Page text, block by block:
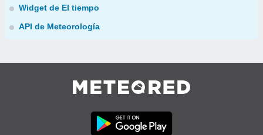
Widget de El tiempo
API de Meteorología